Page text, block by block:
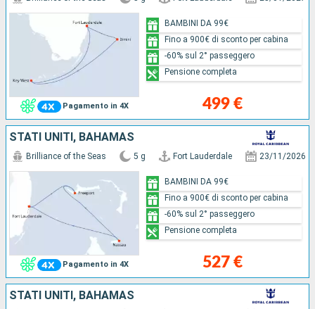
Pagamento in 4X 499 €
BAMBINI DA 99€
Fino a 900€ di sconto per cabina
-60% sul 2° passeggero
Pensione completa
STATI UNITI, BAHAMAS
Pagamento in 4X
Brilliance of the Seas 5 g Fort Lauderdale 23/11/2026
527 €
BAMBINI DA 99€
Fino a 900€ di sconto per cabina
-60% sul 2° passeggero
Pensione completa
STATI UNITI, BAHAMAS